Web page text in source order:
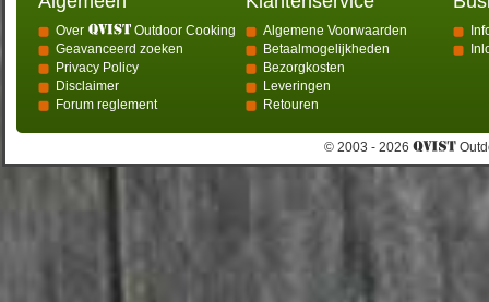
Over
Outdoor Cooking
Geavanceerd zoeken
Privacy Policy
Disclaimer
Forum reglement
Algemene Voorwaarden
Betaalmogelijkheden
Bezorgkosten
Leveringen
Retouren
© 2003 - 2026